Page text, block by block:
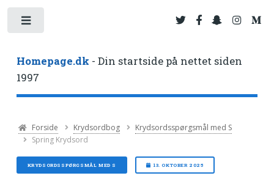
Homepage.dk - Din startside på nettet siden
1997
Forside Krydsordbog
Krydsordsspørgsmål med S
Spring Krydsord
KRYDSORDSSPØRGSMÅL MED S 13. OKTOBER 2025